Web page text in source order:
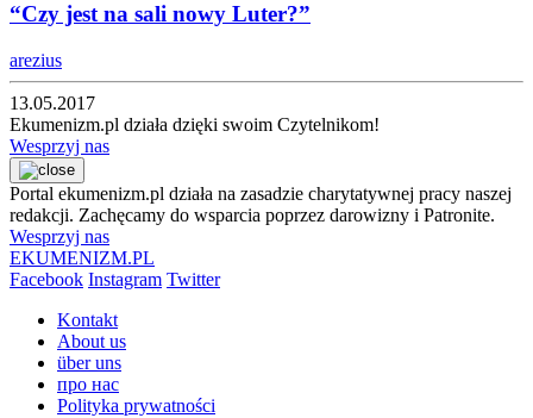
“Czy jest na sali nowy Luter?”
arezius
13.05.2017
Ekumenizm.pl działa dzięki swoim Czytelnikom!
Wesprzyj nas
Portal ekumenizm.pl działa na zasadzie charytatywnej pracy naszej
redakcji. Zachęcamy do wsparcia poprzez darowizny i Patronite.
Wesprzyj nas
EKUMENIZM.PL
Facebook Instagram Twitter
Kontakt
About us
über uns
про нас
Polityka prywatności